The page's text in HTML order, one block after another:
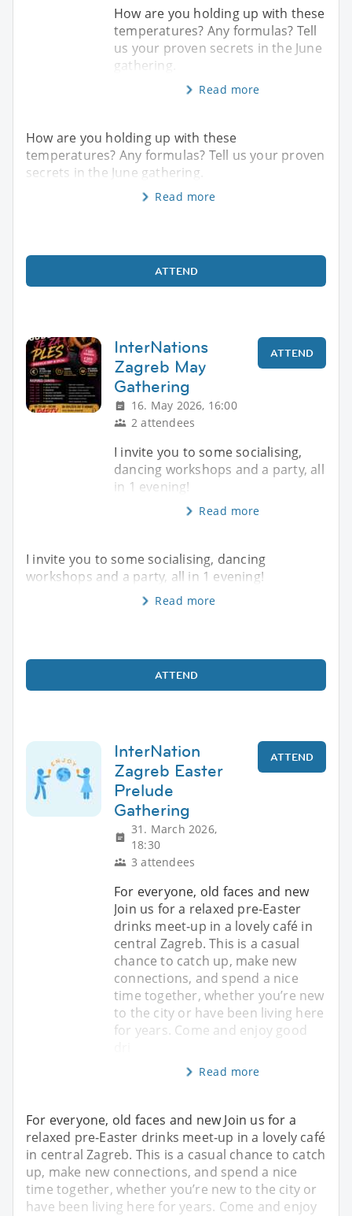
How are you holding up with these
temperatures? Any formulas? Tell
us your proven secrets in the June
gathering.
Read more
How are you holding up with these
temperatures? Any formulas? Tell us your proven
secrets in the June gathering.
Read more
ATTEND
InterNations
Zagreb May
Gathering
16. May 2026, 16:00
2 attendees
ATTEND
I invite you to some socialising,
dancing workshops and a party, all
in 1 evening!
Read more
I invite you to some socialising, dancing
workshops and a party, all in 1 evening!
Read more
ATTEND
InterNation
Zagreb Easter
Prelude
Gathering
31. March 2026,
18:30
3 attendees
ATTEND
For everyone, old faces and new
Join us for a relaxed pre‑Easter
drinks meet‑up in a lovely café in
central Zagreb. This is a casual
chance to catch up, make new
connections, and spend a nice
time together, whether you’re new
to the city or have been living here
for years. Come and enjoy good
Read more
For everyone, old faces and new Join us for a
relaxed pre‑Easter drinks meet‑up in a lovely café
in central Zagreb. This is a casual chance to catch
up, make new connections, and spend a nice
time together, whether you’re new to the city or
have been living here for years. Come and enjoy